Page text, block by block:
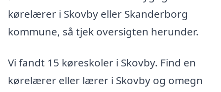
kørelærer i Skovby eller Skanderborg
kommune, så tjek oversigten herunder.
Vi fandt 15 køreskoler i Skovby. Find en
kørelærer eller lærer i Skovby og omegn